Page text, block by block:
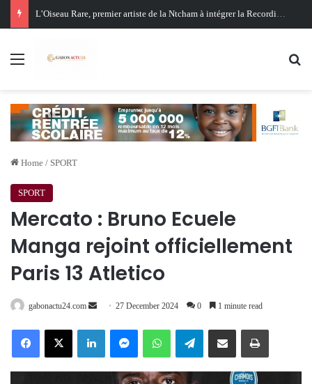
Oligui Nguema au Ghana : Libreville mise sur Accra pour renforcer sa stratégie diplomatique et économique
Menu
Home / SPORT
SPORT
Mercato : Bruno Ecuele
Manga rejoint officiellement
Paris 13 Atletico
gabonactu24.com
Send 27 December 2024 0 1 minute read
FacebookX LinkedInMessengerWhatsAppTelegramShare via Email Print